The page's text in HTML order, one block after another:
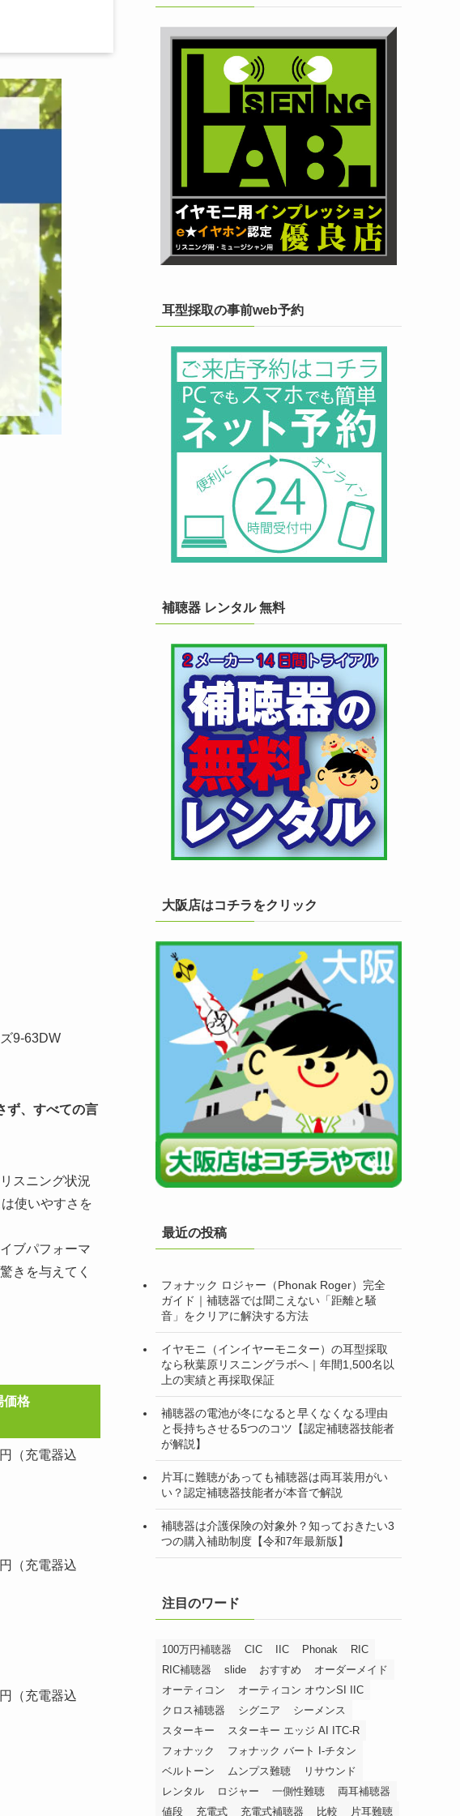
9-63DW
ず、すべての言
スニング状況
使いやすさを
ブパフォーマ
きを与えてく
価格
価格
（充電器込
（充電器込
（充電器込
耳型採取の事前web予約
補聴器 レンタル 無料
大阪店はコチラをクリック
最近の投稿
フォナック ロジャー（Phonak Roger）完全
ガイド｜補聴器では聞こえない「距離と騒
音」をクリアに解決する方法
イヤモニ（インイヤーモニター）の耳型採取
なら秋葉原リスニングラボへ｜年間1,500名以
上の実績と再採取保証
補聴器の電池が冬になると早くなくなる理由
と長持ちさせる5つのコツ【認定補聴器技能者
が解説】
片耳に難聴があっても補聴器は両耳装用がい
い？認定補聴器技能者が本音で解説
補聴器は介護保険の対象外？知っておきたい3
つの購入補助制度【令和7年最新版】
注目のワード
100万円補聴器 CIC IIC Phonak
RIC
RIC補聴器
slide おすすめ
オーダーメイド
オーティコン
オーティコン オウンSI IIC
クロス補聴器
シグニア
シーメンス
スターキー
スターキー エッジ AI ITC-R
フォナック
フォナック バート I-チタン
ベルトーン
ムンプス難聴
リサウンド
レンタル
ロジャー 一側性難聴
両耳補聴器
値段
充電式 充電式補聴器 比較 片耳難聴